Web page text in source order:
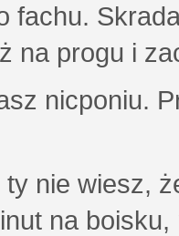
fachu.
na progu i
nicponiu.
nie wiesz,
na